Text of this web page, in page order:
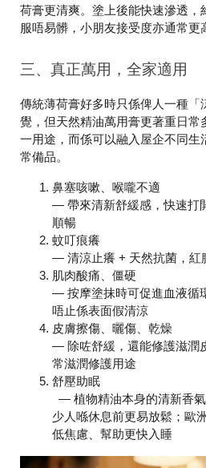
荷膏更清爽。塗上後能快速滲透，
服唔易髒，小朋友接受度亦通常更
三、真正萬用，全家適用
傳統薄荷膏好多時只係俾人一種「
覺，但天然精油萬用膏更著重日常
一用途，而係可以融入屋企不同生
常備品。
鼻塞咳嗽、喉嚨不適
— 帶來清新舒緩感，快速打
順暢
蚊叮痕癢
— 清涼止癢 + 天然抗菌，紅
肌肉酸痛、僵硬
— 按摩塗抹時可促進血液循
唔止係表面假清涼
皮膚擦傷、曬傷、乾燥
— 除咗舒緩，還能修護滋潤
常滋潤修護用途
舒壓助眠
— 植物精油本身的清新香
少人喺休息前更易放鬆；歐
低焦慮、幫助更快入睡